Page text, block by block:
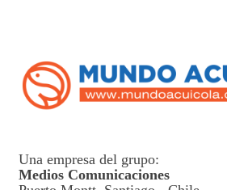
Una empresa del grupo:
Medios Comunicaciones